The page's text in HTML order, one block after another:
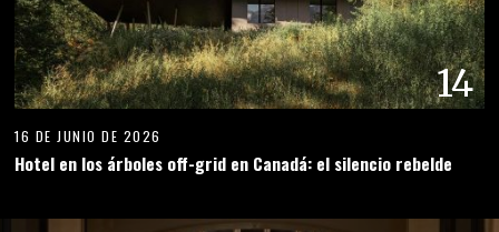
14
16 DE JUNIO DE 2026
Hotel en los árboles off-grid en Canadá: el silencio rebelde